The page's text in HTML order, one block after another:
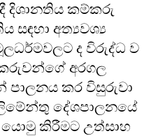
දිශානතිය කම්කරු
සඳහා අත්‍යවශ්‍ය
ද විරුද්ධ ව
අරගල
පාලනය කර විසුරුවා
දේශපාලනයේ
කිරීමට උත්සාහ